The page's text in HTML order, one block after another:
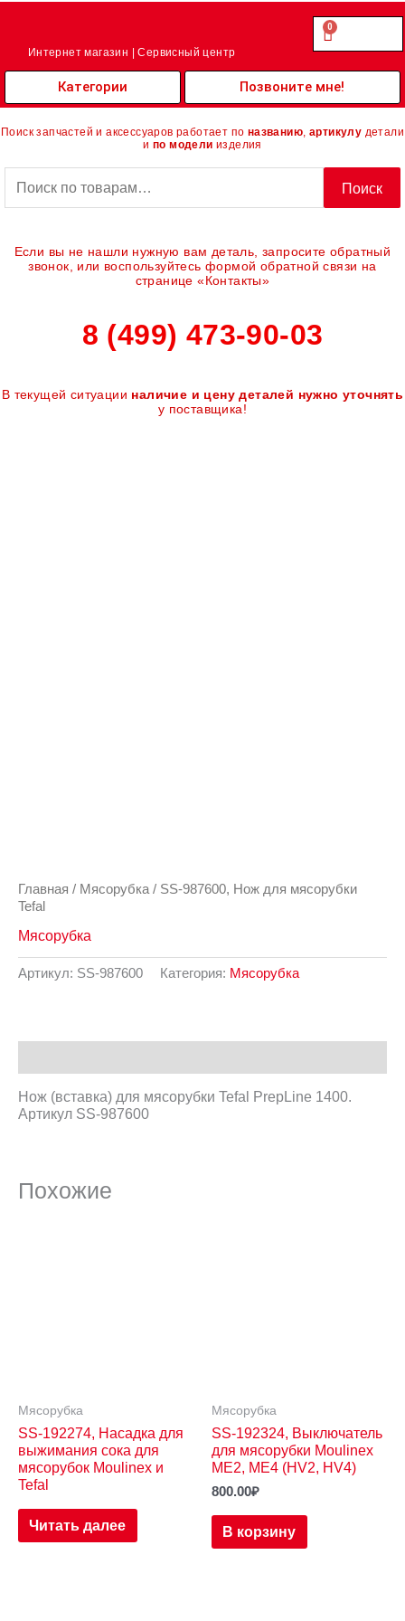
Перейти
Интернет магазин | Сервисный центр
0.00
0
Cart
Категории Позвоните мне!
Поиск запчастей и аксессуаров работает по названию артикулу детали
и по модели изделия
Поиск
Если вы не нашли нужную вам деталь, запросите обратный
звонок, или воспользуйтесь формой обратной связи на
странице «Контакты»
8 (499) 473-90-03
В текущей ситуации наличие и цену деталей нужно уточнять
у поставщика!
Главная / Мясорубка / SS-987600, Нож для мясорубки
Tefal
Мясорубка
Артикул: SS-987600 Категория: Мясорубка
Нож (вставка) для мясорубки Tefal PrepLine 1400.
Артикул SS-987600
Похожие
Мясорубка
SS-192274, Насадка для
выжимания сока для
мясорубок Moulinex и
Tefal
Читать далее
Мясорубка
SS-192324, Выключатель
для мясорубки Moulinex
ME2, ME4 (HV2, HV4)
800.00₽
В корзину